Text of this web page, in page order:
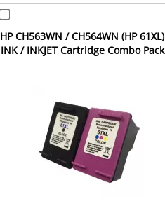
HP CH563WN / CH564WN (HP 61XL)
INK / INKJET Cartridge Combo Pack